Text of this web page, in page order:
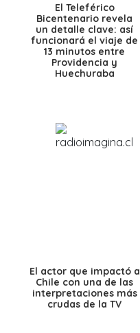
El Teleférico
Bicentenario revela
un detalle clave: así
funcionará el viaje de
13 minutos entre
Providencia y
Huechuraba
El actor que impactó a
Chile con una de las
interpretaciones más
crudas de la TV